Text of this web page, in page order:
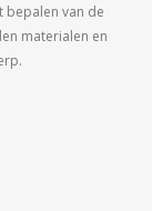
van de
materialen en